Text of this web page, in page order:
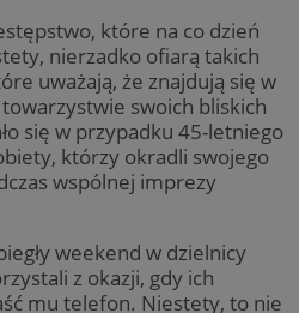
które na co dzień
nierzadko ofiarą takich
uważają, że znajdują się w
swoich bliskich
się w przypadku 45-letniego
którzy okradli swojego
wspólnej imprezy
weekend w dzielnicy
z okazji, gdy ich
mu telefon. Niestety, to nie